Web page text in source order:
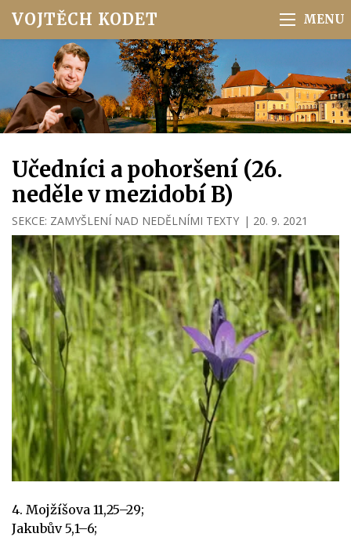
VOJTĚCH KODET
Učedníci a pohoršení (26.
neděle v mezidobí B)
SEKCE: ZAMYŠLENÍ NAD NEDĚLNÍMI TEXTY | 20. 9. 2021
4. Mojžíšova 11,25–29;
Jakubův 5,1–6;